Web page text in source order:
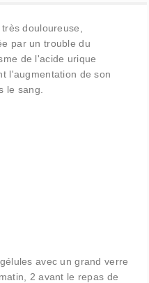
douloureuse,
par un trouble du
de l'acide urique
l'augmentation de son
le sang.
avec un grand verre
2 avant le repas de